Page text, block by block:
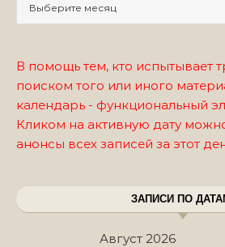
В помощь тем, кто испытывает
поиском того или иного
календарь - функциональный
Кликом на активную дату
анонсы всех записей за этот
ЗАПИСИ ПО
Август 2026